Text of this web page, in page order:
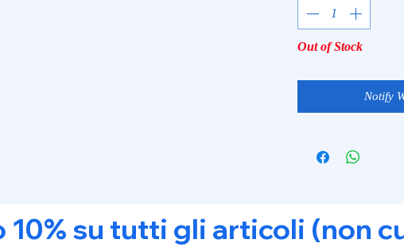
Out of Stock
Notify
10% su tutti gli articoli (non